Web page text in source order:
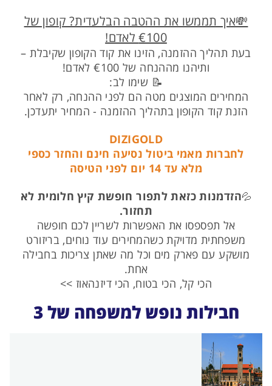
💸איך תממשו את ההטבה הבלעדית? קופון של
€100 לאדם!
בעת תהליך ההזמנה, הזינו את קוד הקופון שקיבלת –
ותיהנו מההנחה של €100 לאדם!
📝 שימו לב:
המחירים המוצגים מטה הם לפני ההנחה, רק לאחר
הזנת קוד הקופון בתהליך ההזמנה - המחיר יתעדכן.
DIZIGOLD
לחברות מאמי ביטול נסיעה חינם והחזר כספי
מלא עד 14 יום לפני הטיסה
💦הזדמנות כזאת לתפור חופשת קיץ חלומית לא
תחזור.
אל תפספסו את האפשרות לשריין לכם חופשה
משפחתית מדויקת כשהמחירים עוד נוחים, בריזורט
מושקע עם פארק מים וכל מה שאתן צריכות בחבילה
אחת.
הכי קל, הכי בטוח, הכי דיזנהאוז >>
חבילות נופש למשפחה של 3